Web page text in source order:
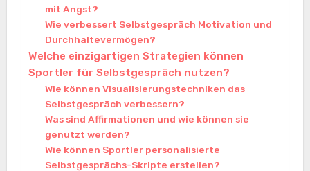
mit Angst?
Wie verbessert Selbstgespräch Motivation und
Durchhaltevermögen?
Welche einzigartigen Strategien können
Sportler für Selbstgespräch nutzen?
Wie können Visualisierungstechniken das
Selbstgespräch verbessern?
Was sind Affirmationen und wie können sie
genutzt werden?
Wie können Sportler personalisierte
Selbstgesprächs-Skripte erstellen?